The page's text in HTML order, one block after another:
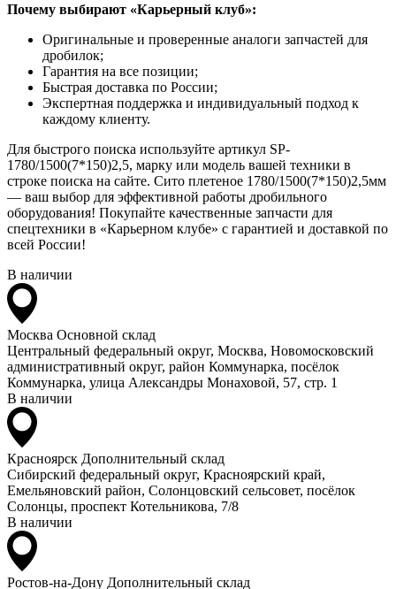
Почему выбирают «Карьерный клуб»:
Оригинальные и проверенные аналоги запчастей для
дробилок;
Гарантия на все позиции;
Быстрая доставка по России;
Экспертная поддержка и индивидуальный подход к
каждому клиенту.
Для быстрого поиска используйте артикул SP-
1780/1500(7*150)2,5, марку или модель вашей техники в
строке поиска на сайте. Сито плетеное 1780/1500(7*150)2,5мм
— ваш выбор для эффективной работы дробильного
оборудования! Покупайте качественные запчасти для
спецтехники в «Карьерном клубе» с гарантией и доставкой по
всей России!
В наличии
Москва Основной склад
Центральный федеральный округ, Москва, Новомосковский
административный округ, район Коммунарка, посёлок
Коммунарка, улица Александры Монаховой, 57, стр. 1
В наличии
Красноярск Дополнительный склад
Сибирский федеральный округ, Красноярский край,
Емельяновский район, Солонцовский сельсовет, посёлок
Солонцы, проспект Котельникова, 7/8
В наличии
Ростов-на-Дону Дополнительный склад